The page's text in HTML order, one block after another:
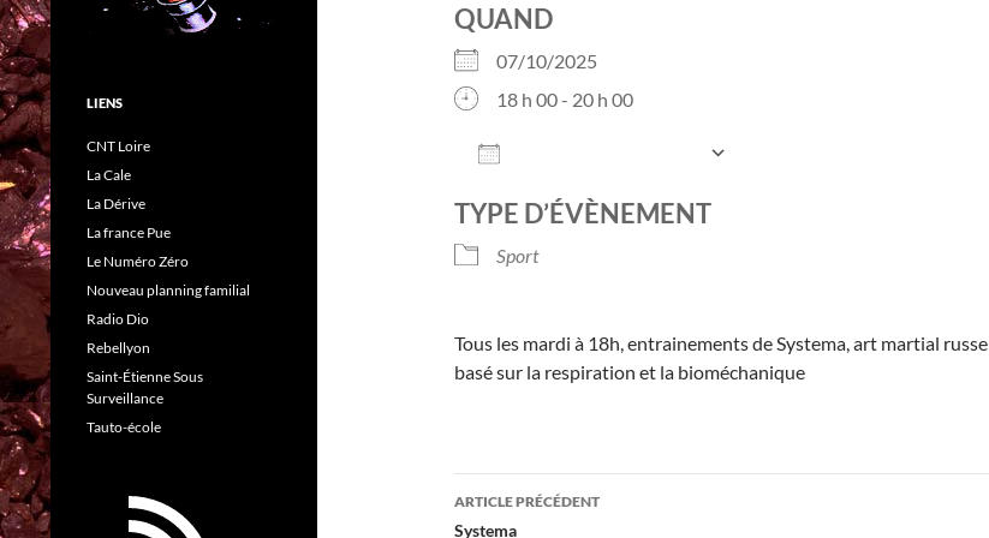
QUAND
07/10/2025
18 h 00 - 20 h 00
TYPE D’ÉVÈNEMENT
Sport
Tous les mardi à 18h, entrainements de Systema, art martial russe
basé sur la respiration et la bioméchanique
Navigation
ARTICLE PRÉCÉDENT
Systema
LIENS
CNT Loire
La Cale
La Dérive
La france Pue
Le Numéro Zéro
Nouveau planning familial
Radio Dio
Rebellyon
Saint-Étienne Sous
Surveillance
Tauto-école